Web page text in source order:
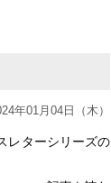
年01月04日（木）
レターシリーズの